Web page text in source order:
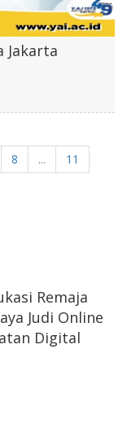
Jakarta
8 ...
11
Remaja
Judi Online
Digital